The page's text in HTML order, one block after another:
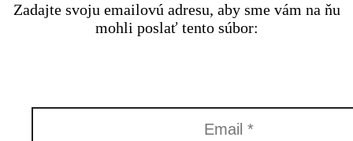
Zadajte svoju emailovú adresu, aby sme vám na ňu
mohli poslať tento súbor: